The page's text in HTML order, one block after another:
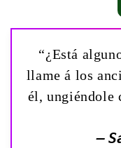
“¿Está
llame á los
él, ungiéndole
—